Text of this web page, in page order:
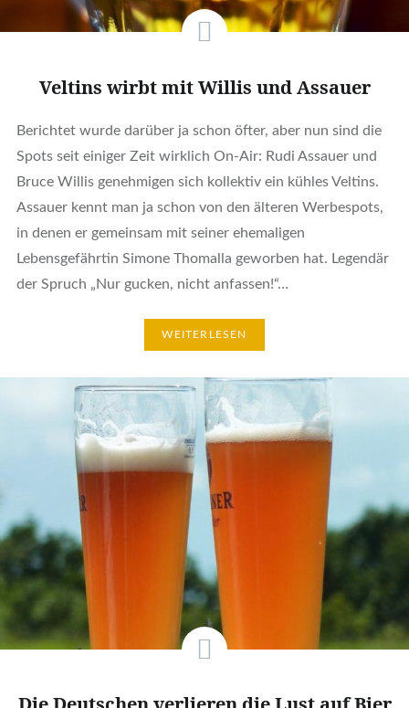
Veltins wirbt mit Willis und Assauer
Berichtet wurde darüber ja schon öfter, aber nun sind die
Spots seit einiger Zeit wirklich On-Air: Rudi Assauer und
Bruce Willis genehmigen sich kollektiv ein kühles Veltins.
Assauer kennt man ja schon von den älteren Werbespots,
in denen er gemeinsam mit seiner ehemaligen
Lebensgefährtin Simone Thomalla geworben hat. Legendär
der Spruch „Nur gucken, nicht anfassen!“…
WEITERLESEN